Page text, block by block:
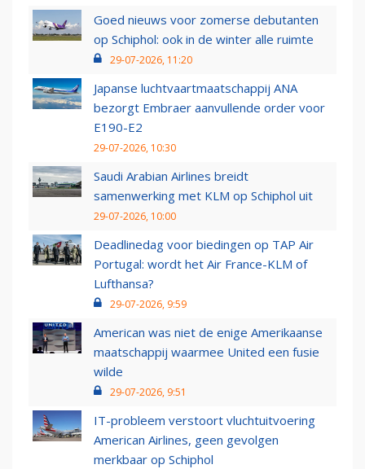
Goed nieuws voor zomerse debutanten
op Schiphol: ook in de winter alle ruimte
29-07-2026, 11:20
Japanse luchtvaartmaatschappij ANA
bezorgt Embraer aanvullende order voor
E190-E2
29-07-2026, 10:30
Saudi Arabian Airlines breidt
samenwerking met KLM op Schiphol uit
29-07-2026, 10:00
Deadlinedag voor biedingen op TAP Air
Portugal: wordt het Air France-KLM of
Lufthansa?
29-07-2026, 9:59
American was niet de enige Amerikaanse
maatschappij waarmee United een fusie
wilde
29-07-2026, 9:51
IT-probleem verstoort vluchtuitvoering
American Airlines, geen gevolgen
merkbaar op Schiphol